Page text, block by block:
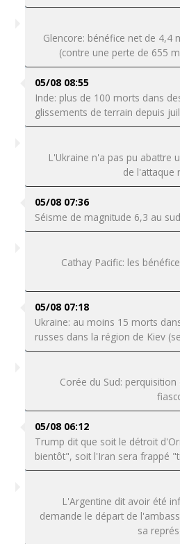
Glencore: bénéfice net de 4,4
(contre une perte de 655
05/08 08:55
Inde: plus de 100 morts dans
glissements de terrain depuis
L'Ukraine n'a pas pu abattre
de l'attaque
05/08 07:36
Séisme de magnitude 6,3 au
Cathay Pacific: les
05/08 07:18
Ukraine: au moins 15 morts
russes dans la région de Kiev
Corée du Sud:
05/08 06:12
Trump dit que soit le détroit
bientôt", soit l'Iran sera frappé
L'Argentine dit avoir été
demande le départ de
sa